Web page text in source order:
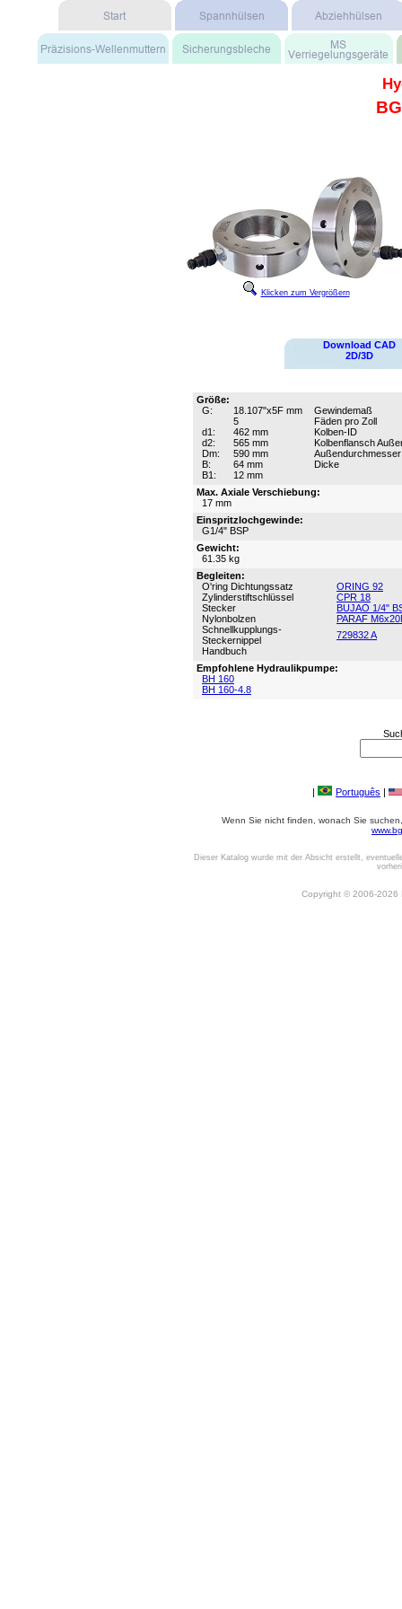
Klicken zum Vergrößern
Download CAD
2D/3D
Größe:
G:
18.107"x5F mm
Gewindemaß
5
Fäden pro Zoll
d1:
462 mm
Kolben-ID
d2:
565 mm
Kolbenflansch
Dm:
590 mm
Außendurchmesser
B:
64 mm
Dicke
B1:
12 mm
Max. Axiale Verschiebung:
17 mm
Einspritzlochgewinde:
G1/4" BSP
Gewicht:
61.35 kg
Begleiten:
O'ring Dichtungssatz
ORING 92
Zylinderstiftschlüssel
CPR 18
Stecker
BUJAO 1/4"
Nylonbolzen
PARAF
Schnellkupplungs-
Steckernippel
729832 A
Handbuch
Empfohlene Hydraulikpumpe:
BH 160
BH 160-4.8
| Português |
Wenn Sie nicht finden, wonach Sie
Dieser Katalog wurde mit der Absicht erstellt,
Copyright © 2006-2026